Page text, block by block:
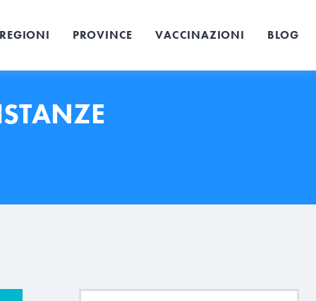
REGIONI PROVINCE VACCINAZIONI BLOG